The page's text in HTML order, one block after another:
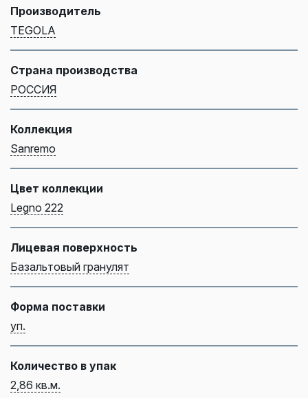
Производитель
TEGOLA
Страна производства
РОССИЯ
Коллекция
Sanremo
Цвет коллекции
Legno 222
Лицевая поверхность
Базальтовый гранулят
Форма поставки
уп.
Количество в упак
2,86 кв.м.